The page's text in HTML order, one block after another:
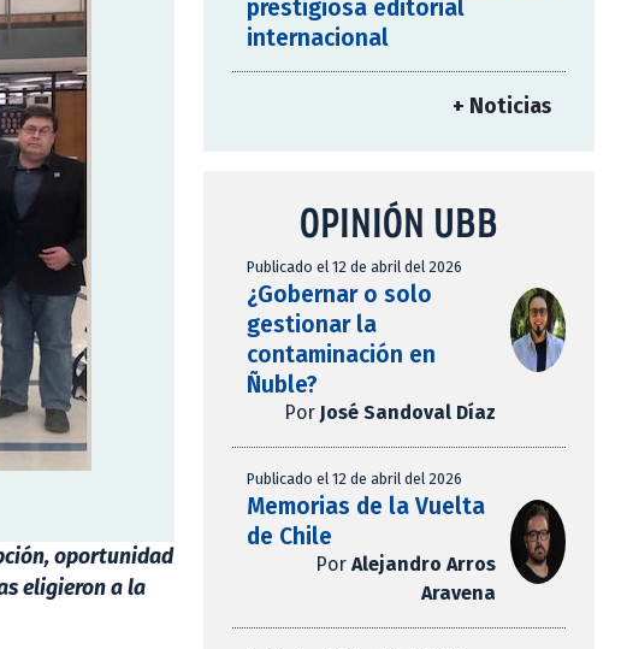
oportunidad
eligieron a la
prestigiosa editorial
internacional
+ Noticias
OPINIÓN UBB
Publicado el 12 de abril del 2026
¿Gobernar o solo
gestionar la
contaminación en
Ñuble?
Por José Sandoval Díaz
Publicado el 12 de abril del 2026
Memorias de la Vuelta
de Chile
Por Alejandro Arros
Aravena